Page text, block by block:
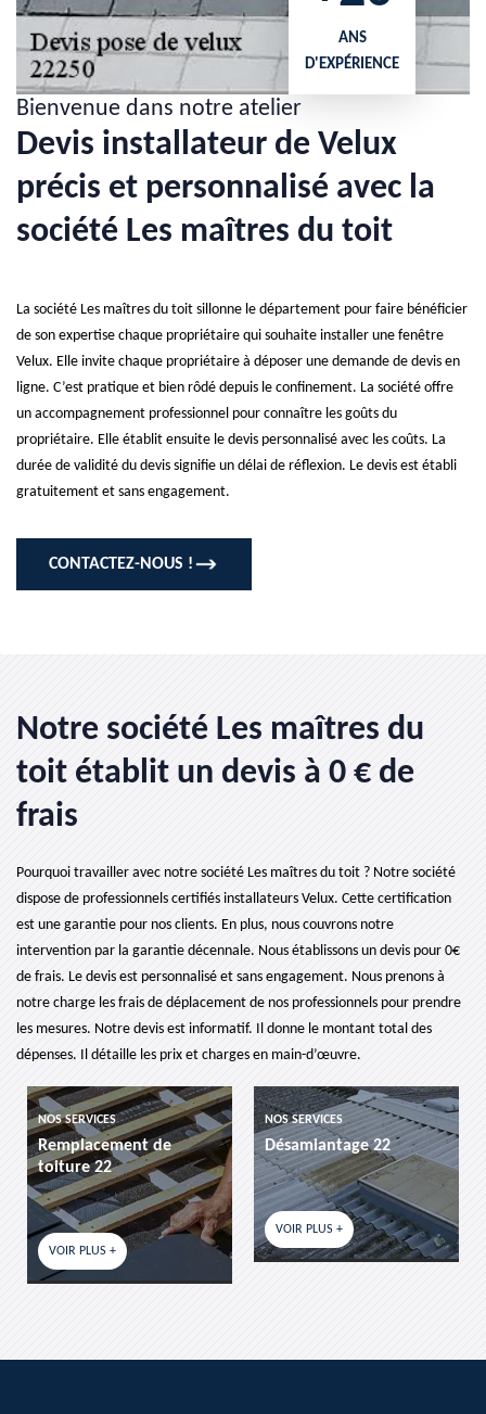
ANS
D'EXPÉRIENCE
Bienvenue dans notre atelier
Devis installateur de Velux
précis et personnalisé avec la
société Les maîtres du toit
La société Les maîtres du toit sillonne le département pour faire bénéficier
de son expertise chaque propriétaire qui souhaite installer une fenêtre
Velux. Elle invite chaque propriétaire à déposer une demande de devis en
ligne. C’est pratique et bien rôdé depuis le confinement. La société offre
un accompagnement professionnel pour connaître les goûts du
propriétaire. Elle établit ensuite le devis personnalisé avec les coûts. La
durée de validité du devis signifie un délai de réflexion. Le devis est établi
gratuitement et sans engagement.
CONTACTEZ-NOUS !
Notre société Les maîtres du
toit établit un devis à 0 € de
frais
Pourquoi travailler avec notre société Les maîtres du toit ? Notre société
dispose de professionnels certifiés installateurs Velux. Cette certification
est une garantie pour nos clients. En plus, nous couvrons notre
intervention par la garantie décennale. Nous établissons un devis pour 0€
de frais. Le devis est personnalisé et sans engagement. Nous prenons à
notre charge les frais de déplacement de nos professionnels pour prendre
les mesures. Notre devis est informatif. Il donne le montant total des
dépenses. Il détaille les prix et charges en main-d’œuvre.
SERVICES
de
22
PLUS +
NOS SERVICES
Désamiantage 22
VOIR PLUS +
NOS
VOIR